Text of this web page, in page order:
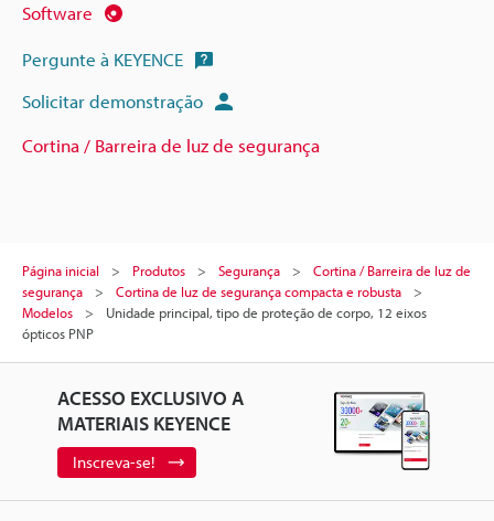
Software
Pergunte à KEYENCE
Solicitar demonstração
Cortina / Barreira de luz de segurança
Página inicial Produtos Segurança
Cortina / Barreira de luz de
segurança
Cortina de luz de segurança compacta e robusta
Modelos
Unidade principal, tipo de proteção de corpo, 12 eixos
ópticos PNP
ACESSO EXCLUSIVO A
MATERIAIS KEYENCE
Inscreva-se!